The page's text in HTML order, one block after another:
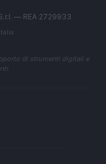
— REA 2729933
di strumenti digitali e